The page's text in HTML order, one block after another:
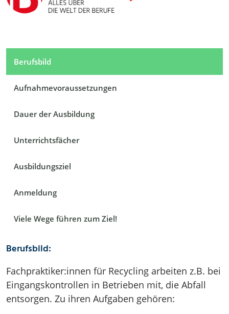
Berufsbild
Aufnahmevoraussetzungen
Dauer der Ausbildung
Unterrichtsfächer
Ausbildungsziel
Anmeldung
Viele Wege führen zum Ziel!
Berufsbild:
Fachpraktiker:innen für Recycling arbeiten z.B. bei
Eingangskontrollen in Betrieben mit, die Abfall
entsorgen. Zu ihren Aufgaben gehören: